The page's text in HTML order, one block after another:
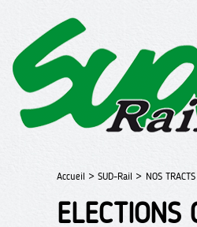
Accueil > SUD-Rail > NOS